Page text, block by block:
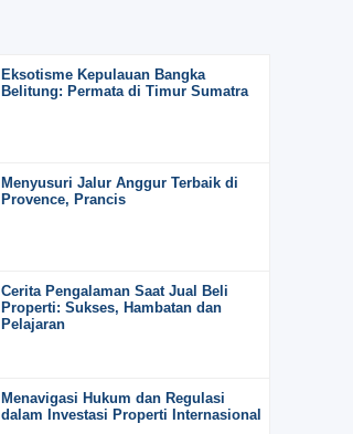
Eksotisme Kepulauan Bangka
Belitung: Permata di Timur Sumatra
Menyusuri Jalur Anggur Terbaik di
Provence, Prancis
Cerita Pengalaman Saat Jual Beli
Properti: Sukses, Hambatan dan
Pelajaran
Menavigasi Hukum dan Regulasi
dalam Investasi Properti Internasional